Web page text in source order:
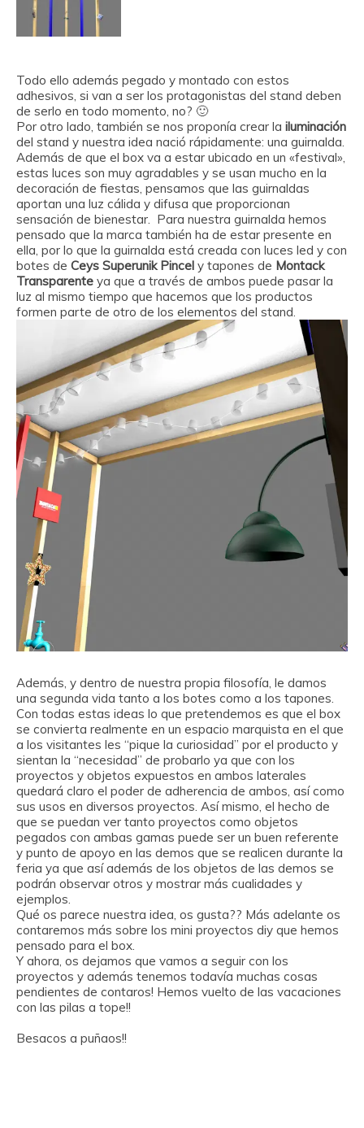
Todo ello además pegado y montado con estos
adhesivos, si van a ser los protagonistas del stand deben
de serlo en todo momento, no? 🙂
Por otro lado, también se nos proponía crear la iluminación
del stand y nuestra idea nació rápidamente: una guirnalda.
Además de que el box va a estar ubicado en un «festival»,
estas luces son muy agradables y se usan mucho en la
decoración de fiestas, pensamos que las guirnaldas
aportan una luz cálida y difusa que proporcionan
sensación de bienestar. Para nuestra guirnalda hemos
pensado que la marca también ha de estar presente en
ella, por lo que la guirnalda está creada con luces led y con
botes de Ceys Superunik Pincel y tapones de Montack
Transparente ya que a través de ambos puede pasar la
luz al mismo tiempo que hacemos que los productos
formen parte de otro de los elementos del stand.
Además, y dentro de nuestra propia filosofía, le damos
una segunda vida tanto a los botes como a los tapones.
Con todas estas ideas lo que pretendemos es que el box
se convierta realmente en un espacio marquista en el que
a los visitantes les “pique la curiosidad” por el producto y
sientan la “necesidad” de probarlo ya que con los
proyectos y objetos expuestos en ambos laterales
quedará claro el poder de adherencia de ambos, así como
sus usos en diversos proyectos. Así mismo, el hecho de
que se puedan ver tanto proyectos como objetos
pegados con ambas gamas puede ser un buen referente
y punto de apoyo en las demos que se realicen durante la
feria ya que así además de los objetos de las demos se
podrán observar otros y mostrar más cualidades y
ejemplos.
Qué os parece nuestra idea, os gusta?? Más adelante os
contaremos más sobre los mini proyectos diy que hemos
pensado para el box.
Y ahora, os dejamos que vamos a seguir con los
proyectos y además tenemos todavía muchas cosas
pendientes de contaros! Hemos vuelto de las vacaciones
con las pilas a tope!!
Besacos a puñaos!!